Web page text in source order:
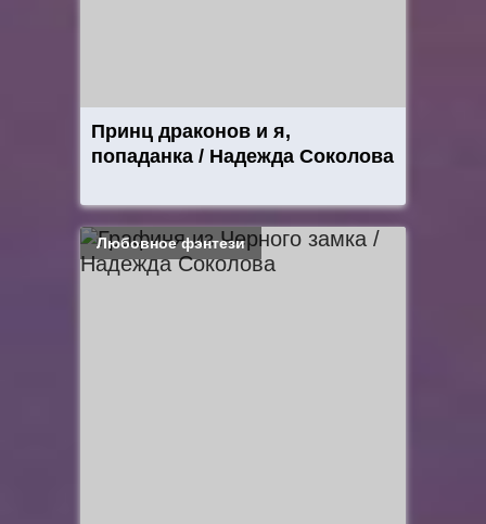
Принц драконов и я,
попаданка / Надежда Соколова
Любовное фэнтези